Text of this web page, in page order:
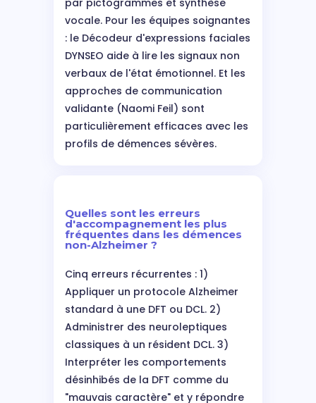
vocale. Pour les équipes soignantes
: le Décodeur d'expressions faciales
DYNSEO aide à lire les signaux non
verbaux de l'état émotionnel. Et les
approches de communication
validante (Naomi Feil) sont
particulièrement efficaces avec les
profils de démences sévères.
Quelles sont les erreurs
d'accompagnement les plus
fréquentes dans les démences
non-Alzheimer ?
Cinq erreurs récurrentes : 1)
Appliquer un protocole Alzheimer
standard à une DFT ou DCL. 2)
Administrer des neuroleptiques
classiques à un résident DCL. 3)
Interpréter les comportements
désinhibés de la DFT comme du
"mauvais caractère" et y répondre